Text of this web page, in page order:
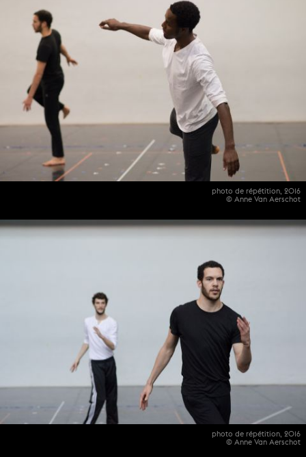
photo de répétition, 2016
© Anne Van Aerschot
photo de répétition, 2016
© Anne Van Aerschot